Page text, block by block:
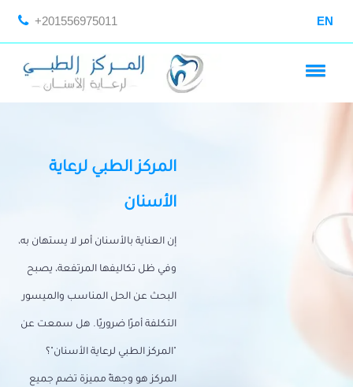
+201556975011 EN
المركز الطبي لرعاية
الأسنان
إن العناية بالأسنان أمر لا يستهان به،
وفي ظل تكاليفها المرتفعة، يصبح
البحث عن الحل المناسب والميسور
التكلفة أمرًا ضروريًا. هل سمعت عن
"المركز الطبي لرعاية الأسنان"؟
المركز هو وجهةً مميزة تضم جميع